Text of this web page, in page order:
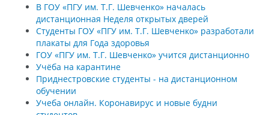
В ГОУ «ПГУ им. Т.Г. Шевченко» началась
дистанционная Неделя открытых дверей
Студенты ГОУ «ПГУ им. Т.Г. Шевченко» разработали
плакаты для Года здоровья
ГОУ «ПГУ им. Т.Г. Шевченко» учится дистанционно
Учёба на карантине
Приднестровские студенты - на дистанционном
обучении
Учеба онлайн. Коронавирус и новые будни